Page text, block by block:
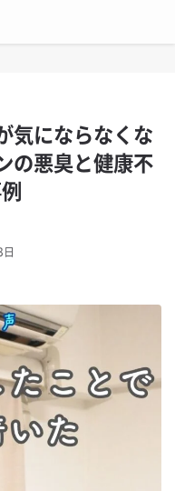
気にならなくな
の悪臭と健康不